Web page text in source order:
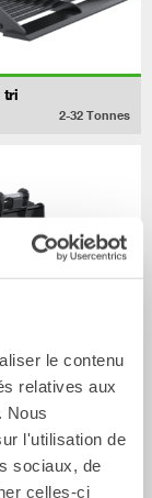
le contenu
relatives aux
Nous
l'utilisation de
sociaux, de
celles-ci
tri
2-32 Tonnes